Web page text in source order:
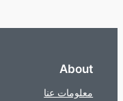
About
معلومات عنا